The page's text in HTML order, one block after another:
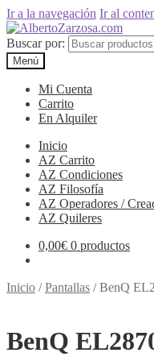
Ir a la navegación Ir al
Buscar por:
Menú
Mi Cuenta
Carrito
En Alquiler
Inicio
AZ Carrito
AZ Condiciones
AZ Filosofía
AZ Operadores /
AZ Quileres
0,00€ 0 productos
Inicio /Pantallas /BenQ
BenQ